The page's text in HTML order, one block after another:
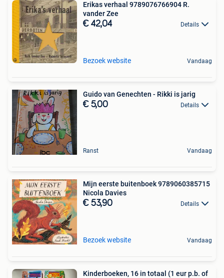
Erikas verhaal 9789076766904 R.
vander Zee
€ 42,04 Details
Bezoek website Vandaag
Guido van Genechten - Rikki is jarig
€ 5,00 Details
Ranst Vandaag
Mijn eerste buitenboek 9789060385715
Nicola Davies
€ 53,90 Details
Bezoek website Vandaag
Kinderboeken, 16 in totaal (1 eur p.b. of